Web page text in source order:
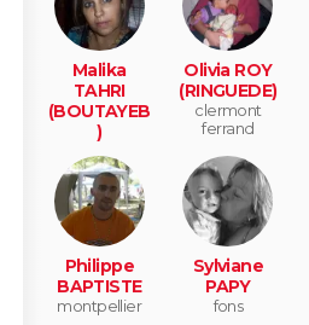
Malika
TAHRI
(BOUTAYEB
)
milhaud
Olivia ROY
(RINGUEDE)
clermont
ferrand
Philippe
BAPTISTE
montpellier
Sylviane
PAPY
fons